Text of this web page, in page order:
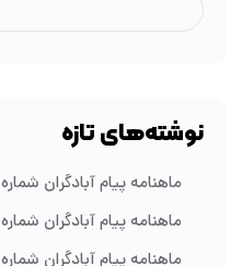
نوشته‌های تازه
ماهنامه پیام آبادگران شماره ۴۳۴
ماهنامه پیام آبادگران شماره ۴۳۳